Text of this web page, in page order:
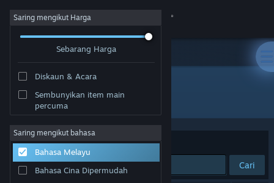
Sign in
Tentang
Sokongan
Saring mengikut Harga
Sebarang Harga
Diskaun & Acara
Sembunyikan item main
percuma
Saring mengikut bahasa
Bahasa Melayu
Bahasa Cina Dipermudah
Pembangun: Second Dinner Studios, Inc.
Susun mengikut Perkaitan
Cari